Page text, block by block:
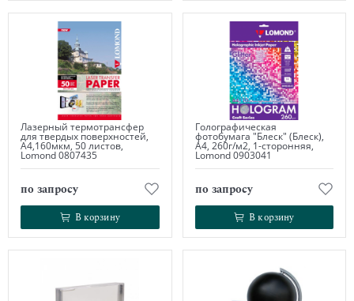
Лазерный термотрансфер
для твердых поверхностей,
А4,160мкм, 50 листов,
Lomond 0807435
по запросу
В корзину
В корзину
Голографическая
фотобумага "Блеск" (Блеск),
А4, 260г/м2, 1-сторонняя,
Lomond 0903041
по запросу
В корзину
В корзину